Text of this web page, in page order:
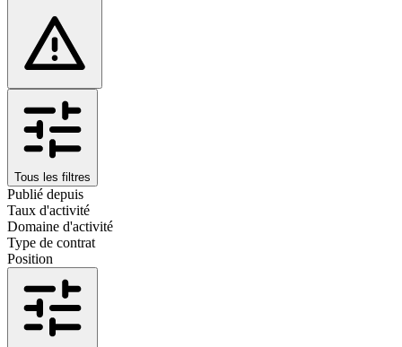
Tous les filtres
Publié depuis
Taux d'activité
Domaine d'activité
Type de contrat
Position